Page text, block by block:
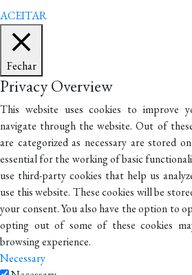
ACEITAR
Fechar
Privacy Overview
This website uses cookies to improve
navigate through the website. Out of
are categorized as necessary are stored
essential for the working of basic
use third-party cookies that help us
use this website. These cookies will be
your consent. You also have the option to
opting out of some of these cookies
browsing experience.
Necessary